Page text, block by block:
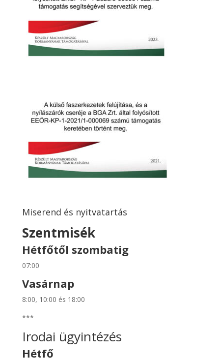
Miserend és nyitvatartás
Szentmisék
Hétfőtől szombatig
07:00
Vasárnap
8:00, 10:00 és 18:00
***
Irodai ügyintézés
Hétfő